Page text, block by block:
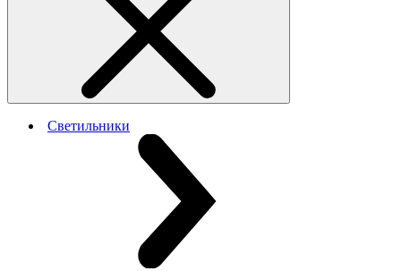
Светильники